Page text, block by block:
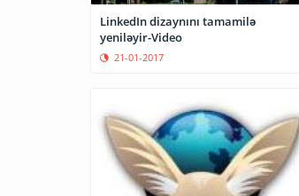
LinkedIn dizaynını tamamilə
yeniləyir-Video
21-01-2017